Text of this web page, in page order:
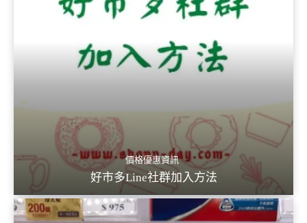
價格優惠資訊
好市多Line社群加入方法